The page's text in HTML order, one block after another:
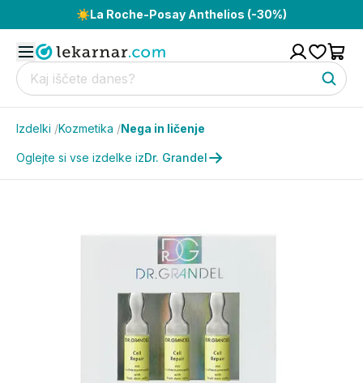
☀️La Roche-Posay Anthelios (-30%)
Izdelki /Kozmetika /Nega in ličenje
Oglejte si vse izdelke izDr. Grandel